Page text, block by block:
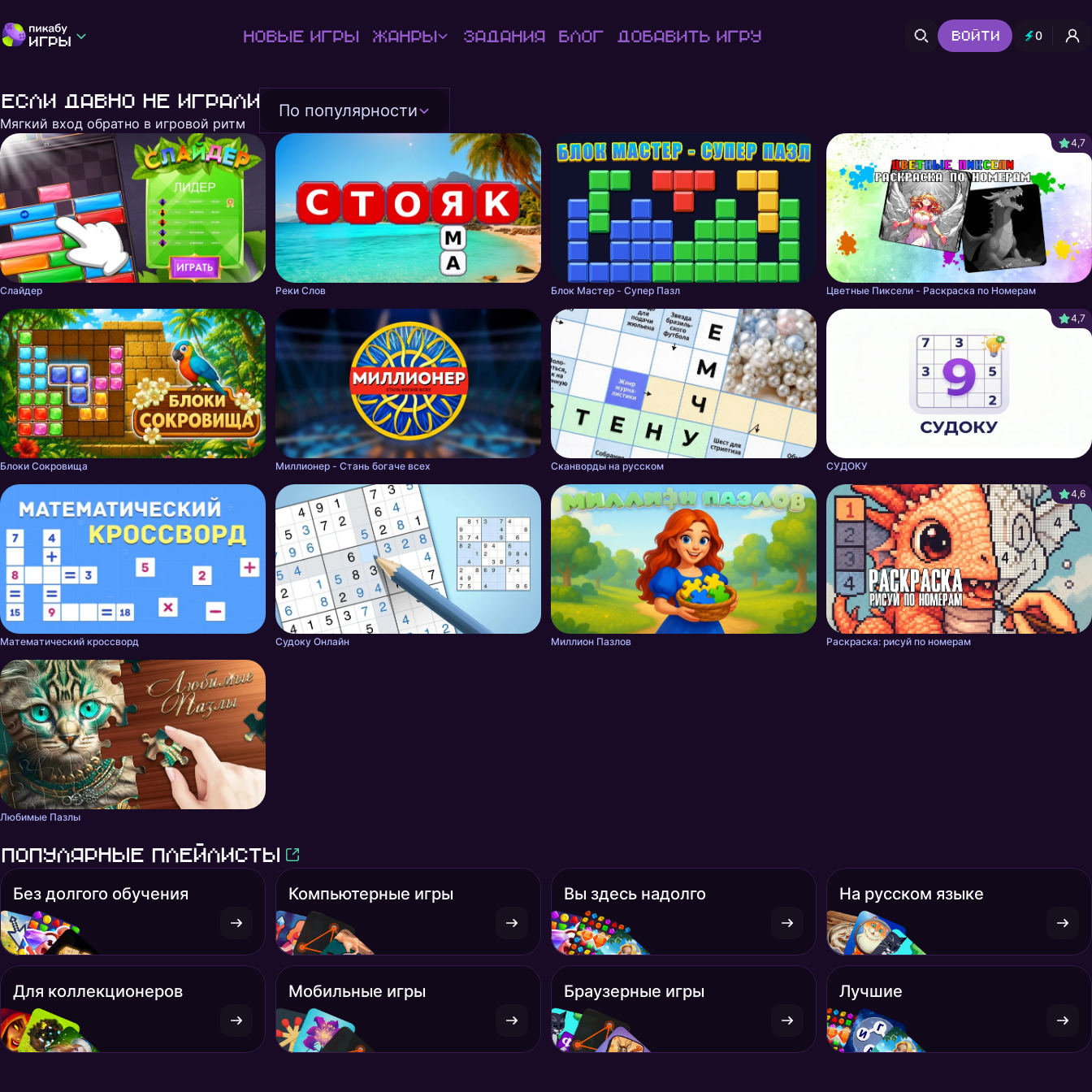
Новые игры Жанры Задания Блог Добавить игру Войти 0
Если давно не играли
Мягкий вход обратно в игровой ритм
Показать ещё
По популярности
Слайдер Реки Слов Блок Мастер - Супер Пазл
4,7
Цветные Пиксели - Раскраска по Номерам
Блоки Сокровища Миллионер - Стань богаче всех Сканворды на русском
4,7
СУДОКУ
Математический кроссворд Судоку Онлайн Миллион Пазлов
4,6
Раскраска: рисуй по номерам
Любимые Пазлы
Популярные плейлисты
Без долгого обучения Компьютерные игры Вы здесь надолго На русском языке
Для коллекционеров Мобильные игры Браузерные игры Лучшие